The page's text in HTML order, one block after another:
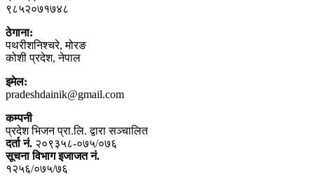
९८५२०७१७४८
ठेगाना:
पथरीशनिश्‍चरे, मोरङ
कोशी प्रदेश, नेपाल
इमेल:
pradeshdainik@gmail.com
कम्पनी
प्रदेश भिजन प्रा.लि. द्वारा सञ्‍चालित
दर्ता नं. २०९३५८-०७५/०७६
सूचना विभाग इजाजत नं.
१२५६/०७५/७६